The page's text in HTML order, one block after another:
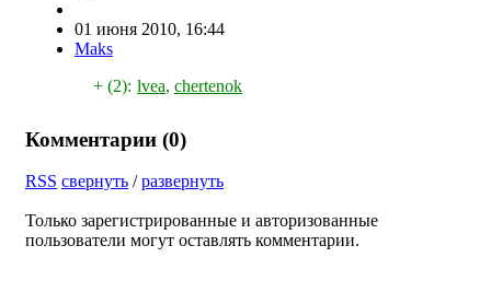
01 июня 2010, 16:44
Maks
+ (2): lvea, chertenok
Комментарии (0)
RSS свернуть /развернуть
Только зарегистрированные и авторизованные
пользователи могут оставлять комментарии.